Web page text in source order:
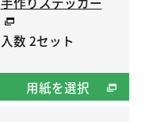
入数 2セット
用紙を選択